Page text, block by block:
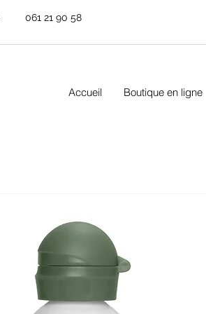
061 21 90 58
Accueil Boutique en ligne